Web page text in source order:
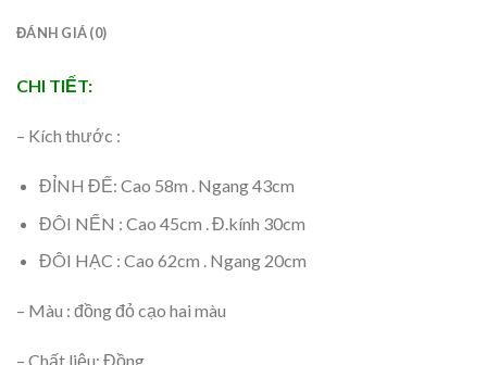
ĐÁNH GIÁ (0)
CHI TIẾT:
– Kích thước :
ĐỈNH ĐẾ: Cao 58m . Ngang 43cm
ĐÔI NẾN : Cao 45cm . Đ.kính 30cm
ĐÔI HẠC : Cao 62cm . Ngang 20cm
– Màu : đồng đỏ cạo hai màu
– Chất liệu: Đồng